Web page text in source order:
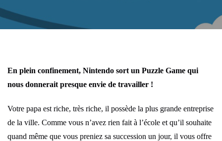
En plein confinement, Nintendo sort un Puzzle Game qui
nous donnerait presque envie de travailler !
Votre papa est riche, très riche, il possède la plus grande entreprise
de la ville. Comme vous n’avez rien fait à l’école et qu’il souhaite
quand même que vous preniez sa succession un jour, il vous offre